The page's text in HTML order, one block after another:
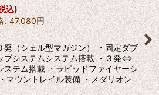
込)
: 47,080円
発（シェル型マガジン） ・固定ダブ
プシステムシステム搭載 ・３発⇔
ステム搭載 ・ラピッドファイヤーシ
マウントレイル装備 ・メダリオン